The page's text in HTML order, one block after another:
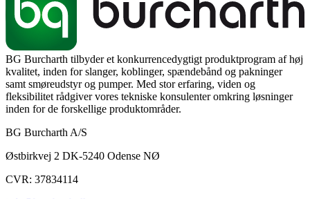
BG Burcharth tilbyder et konkurrencedygtigt produktprogram af høj
kvalitet, inden for slanger, koblinger, spændebånd og pakninger
samt smøreudstyr og pumper. Med stor erfaring, viden og
fleksibilitet rådgiver vores tekniske konsulenter omkring løsninger
inden for de forskellige produktområder.
BG Burcharth A/S
Østbirkvej 2 DK-5240 Odense NØ
CVR: 37834114